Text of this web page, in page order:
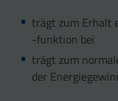
trägt zum Erhalt
-funktion bei
trägt zum
der